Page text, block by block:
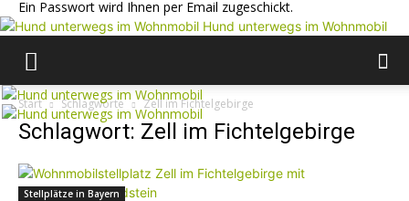
Ein Passwort wird Ihnen per Email zugeschickt.
Hund unterwegs im Wohnmobil
Start Schlagworte Zell im Fichtelgebirge
Schlagwort: Zell im Fichtelgebirge
Stellplätze in Bayern